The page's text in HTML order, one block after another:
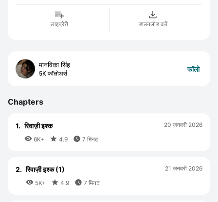
लाइब्रेरी डाउनलोड करें
मानविका सिंह
5K फॉलोअर्स
फॉलो
Chapters
1. रिवाज़ी इश्क
 6K+  4.9  7 मिनट
20 जनवरी 2026
2. रिवाज़ी इश्क (1)
 5K+  4.9  7 मिनट
21 जनवरी 2026